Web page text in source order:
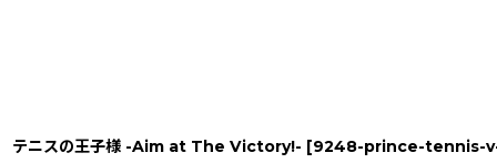
テニスの王子様 -Aim at The Victory!- [9248-prince-tennis-